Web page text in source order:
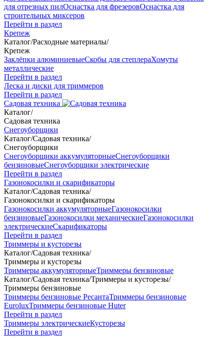
для отрезных пилОснастка для фрезеровОснастка для
строительных миксеров
Перейти в раздел
Крепеж
Каталог/Расходные материалы/
Крепеж
Заклёпки алюминиевыеСкобы для степлераХомуты
металлические
Перейти в раздел
Леска и диски для триммеров
Перейти в раздел
Садовая техника
Каталог/
Садовая техника
Снегоуборщики
Каталог/Садовая техника/
Снегоуборщики
Снегоуборщики аккумуляторныеСнегоуборщики
бензиновыеСнегоуборщики электрические
Перейти в раздел
Газонокосилки и скарификаторы
Каталог/Садовая техника/
Газонокосилки и скарификаторы
Газонокосилки аккумуляторныеГазонокосилки
бензиновыеГазонокосилки механическиеГазонокосилки
электрическиеСкарификаторы
Перейти в раздел
Триммеры и кусторезы
Каталог/Садовая техника/
Триммеры и кусторезы
Триммеры аккумуляторныеТриммеры бензиновые
Каталог/Садовая техника/Триммеры и кусторезы/
Триммеры бензиновые
Триммеры бензиновые РесантаТриммеры бензиновые
EuroluxТриммеры бензиновые Huter
Перейти в раздел
Триммеры электрическиеКусторезы
Перейти в раздел